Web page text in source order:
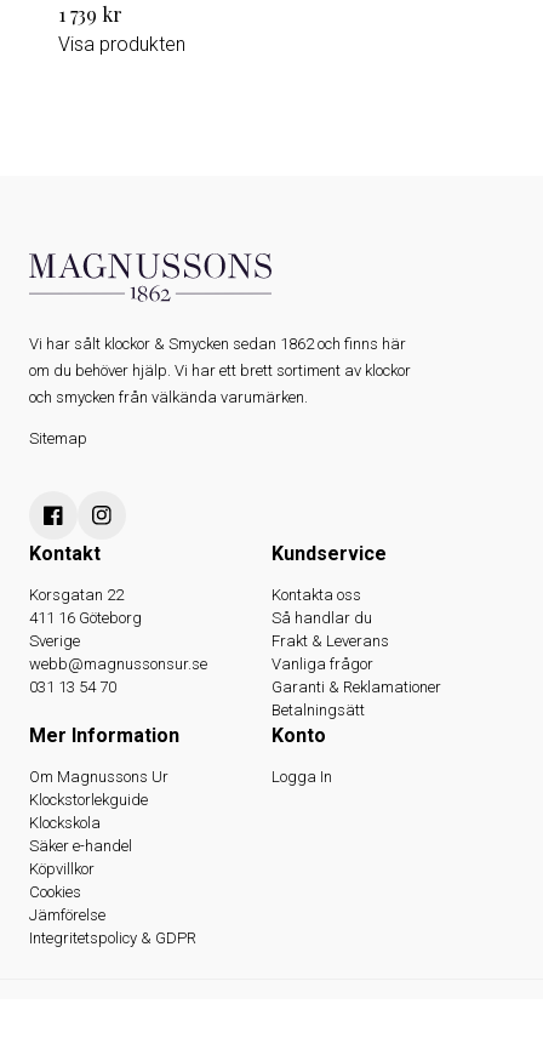
1 739 kr
Visa produkten
Vi har sålt klockor & Smycken sedan 1862 och finns här
om du behöver hjälp. Vi har ett brett sortiment av klockor
och smycken från välkända varumärken.
Sitemap
Kontakt
Korsgatan 22
411 16 Göteborg
Sverige
webb@magnussonsur.se
031 13 54 70
Kundservice
Kontakta oss
Så handlar du
Frakt & Leverans
Vanliga frågor
Garanti & Reklamationer
Betalningsätt
Mer Information
Om Magnussons Ur
Klockstorlekguide
Klockskola
Säker e-handel
Köpvillkor
Cookies
Jämförelse
Integritetspolicy & GDPR
Konto
Logga In